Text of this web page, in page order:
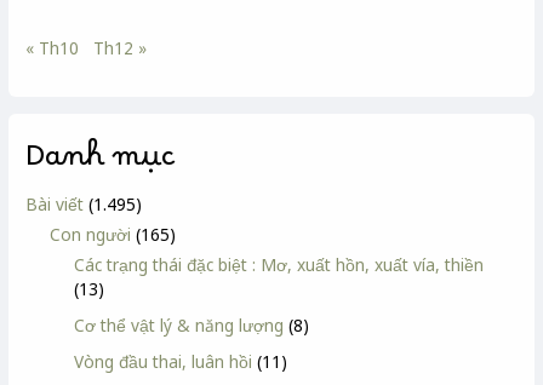
« Th10 Th12 »
Danh mục
Bài viết (1.495)
Con người (165)
Các trạng thái đặc biệt : Mơ, xuất hồn, xuất vía, thiền
(13)
Cơ thể vật lý & năng lượng (8)
Vòng đầu thai, luân hồi (11)